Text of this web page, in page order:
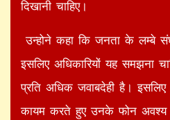
दिखानी चाहिए।
उन्होने कहा कि जनता के लम्बे
इसलिए अधिकारियों यह समझना
प्रति अधिक जवाबदेही है।
कायम करते हुए उनके फोन अवश्य